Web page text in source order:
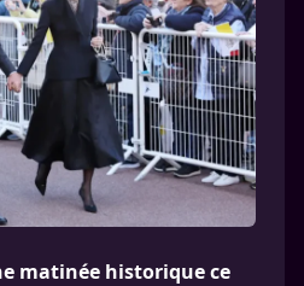
matinée historique ce